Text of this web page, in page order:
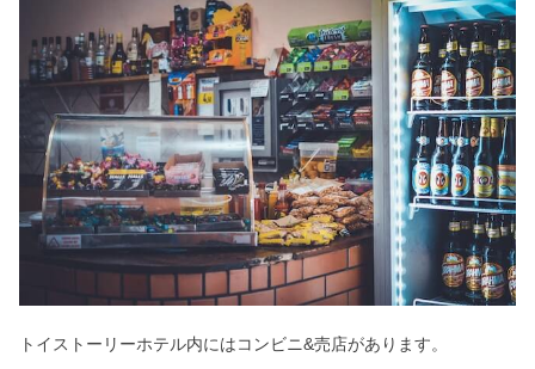
ートルトークでキレる事故・出禁？
スペースマウンテンに怖いお札？浮遊
感や速度で酔う？
パワーアップバンドはいらない？使い
回しOK？値段・事前購入も
楽しめるor料金が高い？
トイストーリーホテル内にはコンビニ&売店があります。